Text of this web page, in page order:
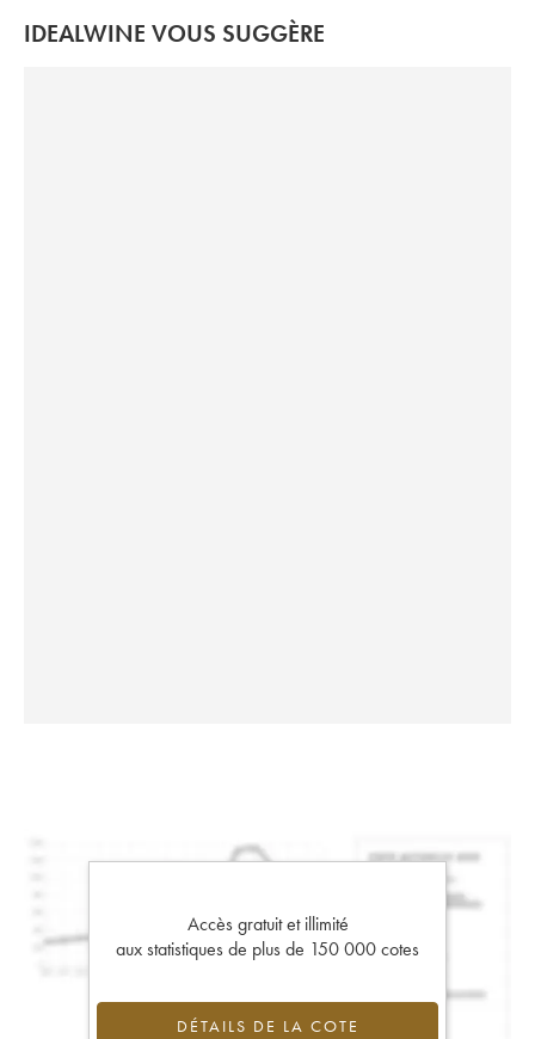
IDEALWINE VOUS SUGGÈRE
Accès gratuit et illimité
aux statistiques de plus de 150 000 cotes
DÉTAILS DE LA COTE